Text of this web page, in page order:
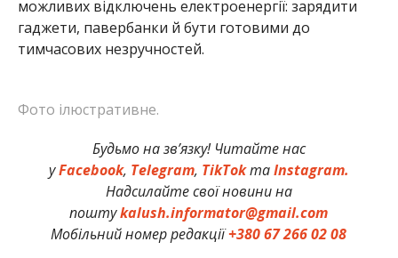
можливих відключень електроенергії: зарядити
гаджети, павербанки й бути готовими до
тимчасових незручностей.
Фото ілюстративне.
Будьмо на зв’язку! Читайте нас
уFacebook, Telegram, TikTokтаInstagram.
Надсилайте свої новини на
поштуkalush.informator@gmail.com
Мобільний номер редакції+380 67 266 02 08